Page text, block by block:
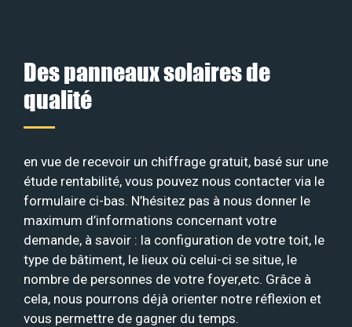
Des panneaux solaires de
qualité
en vue de recevoir un chiffrage gratuit, basé sur une
étude rentabilité, vous pouvez nous contacter via le
formulaire ci-bas. N’hésitez pas à nous donner le
maximum d’informations concernant votre
demande, à savoir : la configuration de votre toit, le
type de bâtiment, le lieux où celui-ci se situe, le
nombre de personnes de votre foyer,etc. Grâce à
cela, nous pourrons déjà orienter notre réflexion et
vous permettre de gagner du temps.